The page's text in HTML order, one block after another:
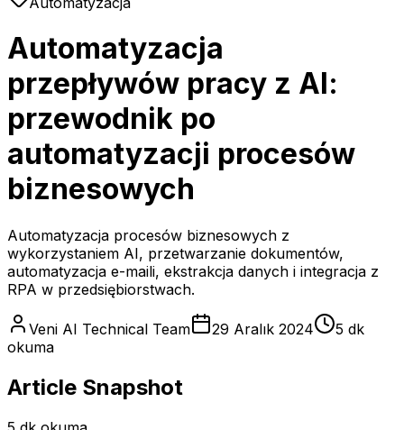
Automatyzacja
przepływów pracy z AI:
przewodnik po
automatyzacji procesów
biznesowych
Automatyzacja procesów biznesowych z
wykorzystaniem AI, przetwarzanie dokumentów,
automatyzacja e-maili, ekstrakcja danych i integracja z
RPA w przedsiębiorstwach.
Veni AI Technical Team 29 Aralık 2024
5 dk
okuma
Article Snapshot